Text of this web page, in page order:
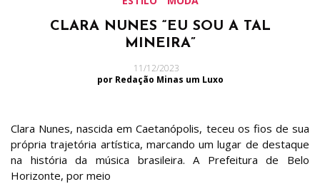
CLARA NUNES “EU SOU A TAL
MINEIRA”
11/12/2023
por Redação Minas um Luxo
Clara Nunes, nascida em Caetanópolis, teceu os fios de sua
própria trajetória artística, marcando um lugar de destaque
na história da música brasileira. A Prefeitura de Belo
Horizonte, por meio